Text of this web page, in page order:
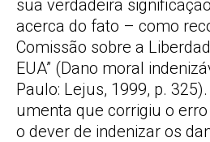
sua verdadeira
acerca do fato – como
Comissão sobre a
EUA” (Dano moral
Paulo: Lejus, 1999, p.
umenta que corrigiu o
o dever de indenizar os